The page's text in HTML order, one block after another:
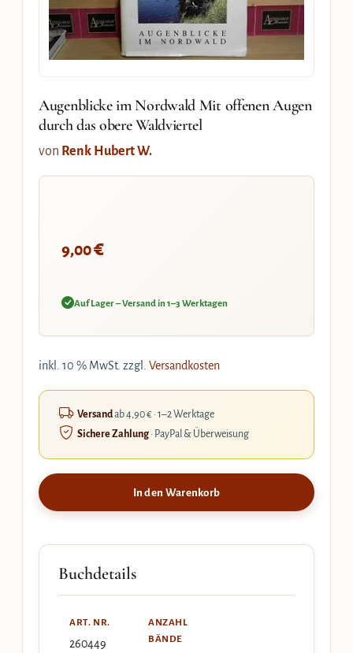
Augenblicke im Nordwald Mit offenen Augen
durch das obere Waldviertel
von Renk Hubert W.
9,00€
Auf Lager – Versand in 1–3 Werktagen
inkl. 10 % MwSt. zzgl. Versandkosten
Versandab 4,90 € · 1–2 Werktage
Sichere Zahlung· PayPal & Überweisung
In den Warenkorb
Buchdetails
ART. NR.
260449
ANZAHL
BÄNDE